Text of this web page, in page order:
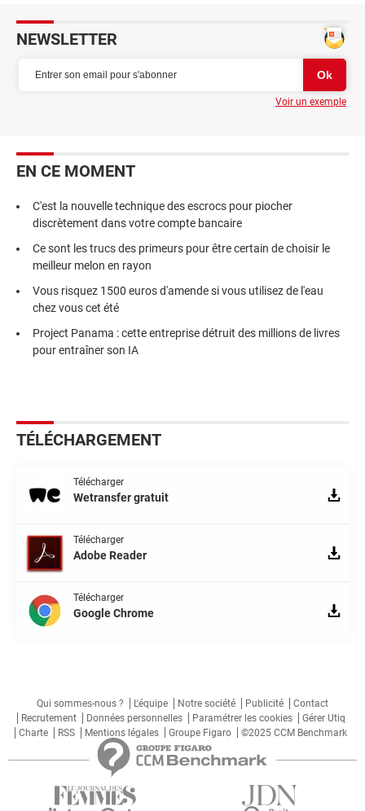
NEWSLETTER
Voir un exemple
EN CE MOMENT
C'est la nouvelle technique des escrocs pour piocher
discrètement dans votre compte bancaire
Ce sont les trucs des primeurs pour être certain de choisir le
meilleur melon en rayon
Vous risquez 1500 euros d'amende si vous utilisez de l'eau
chez vous cet été
Project Panama : cette entreprise détruit des millions de livres
pour entraîner son IA
TÉLÉCHARGEMENT
Télécharger
Wetransfer gratuit
Télécharger
Adobe Reader
Télécharger
Google Chrome
Qui sommes-nous ? L'équipe Notre société Publicité
Contact
Recrutement
Données personnelles Paramétrer les cookies
Gérer Utiq
Charte
RSS Mentions légales Groupe Figaro ©2025 CCM Benchmark